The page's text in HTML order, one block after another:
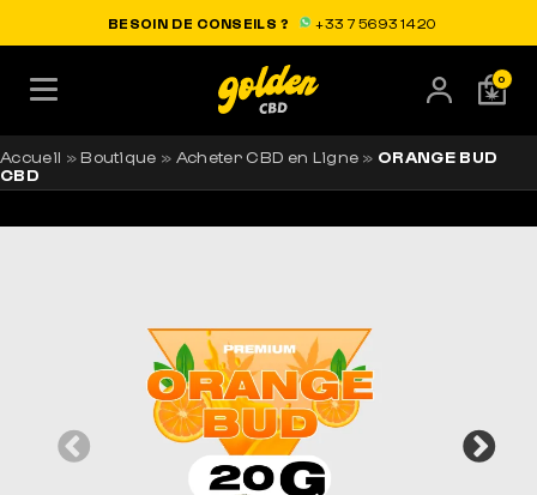
0
LIVRAISON OFFERTE EN FRANCE
BESOIN DE CONSEILS ? +33 7 56 93 14 20
Accueil »Boutique » Acheter CBD en Ligne » ORANGE BUD
CBD